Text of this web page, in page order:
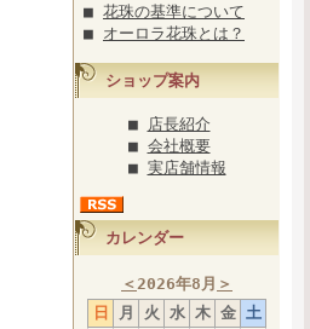
■ 花珠の基準について
■ オーロラ花珠とは？
ショップ案内
■
店長紹介
■ 会社概要
■ 実店舗情報
カレンダー
＜ 2026年8月 ＞
日
月 火 水 木 金
土